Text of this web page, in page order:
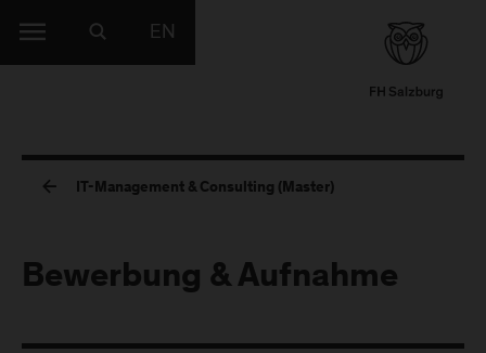
EN
IT-Management & Consulting (Master)
Bewerbung & Aufnahme